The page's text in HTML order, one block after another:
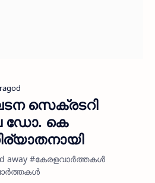
സെക്രടറി
ഡോ. കെ
away #കേരളവാർത്തകൾ